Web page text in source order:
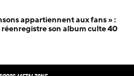
appartiennent aux fans » :
son album culte 40